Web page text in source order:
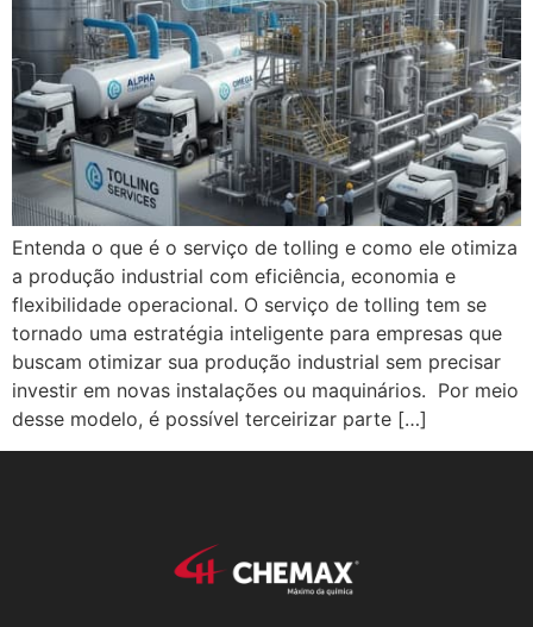
Entenda o que é o serviço de tolling e como ele otimiza
a produção industrial com eficiência, economia e
flexibilidade operacional. O serviço de tolling tem se
tornado uma estratégia inteligente para empresas que
buscam otimizar sua produção industrial sem precisar
investir em novas instalações ou maquinários. Por meio
desse modelo, é possível terceirizar parte […]